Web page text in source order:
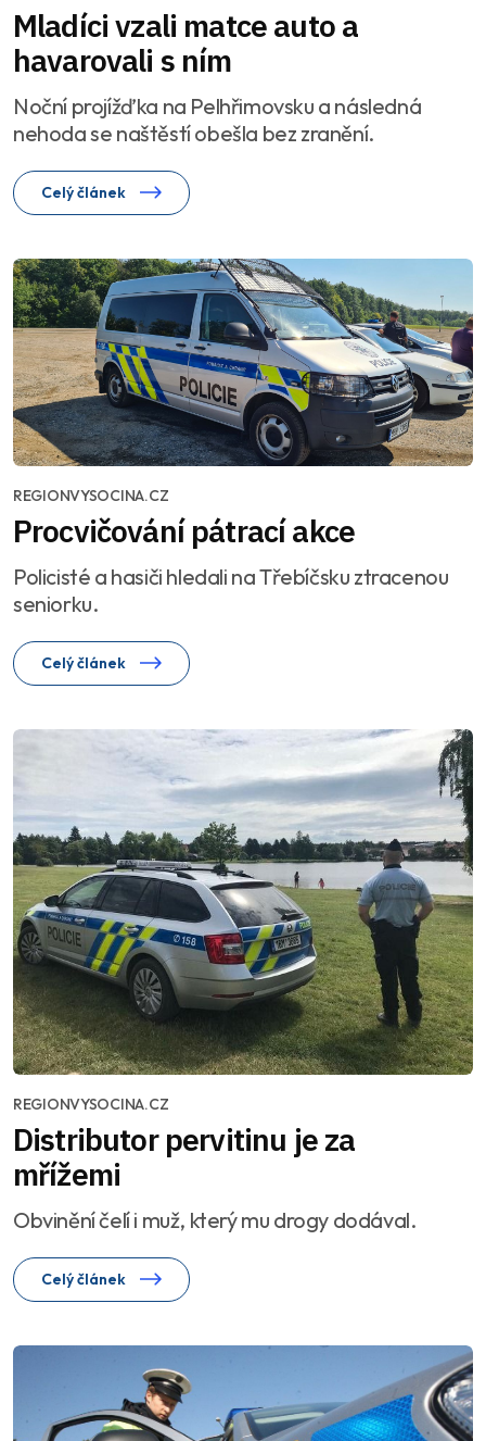
Mladíci vzali matce auto a
havarovali s ním
Noční projížďka na Pelhřimovsku a následná
nehoda se naštěstí obešla bez zranění.
Celý článek
REGIONVYSOCINA.CZ
Procvičování pátrací akce
Policisté a hasiči hledali na Třebíčsku ztracenou
seniorku.
Celý článek
REGIONVYSOCINA.CZ
Distributor pervitinu je za
mřížemi
Obvinění čelí i muž, který mu drogy dodával.
Celý článek